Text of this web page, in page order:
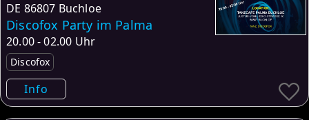
DE 86807 Buchloe
Discofox Party im Palma
20.00 - 02.00 Uhr
Discofox
Info